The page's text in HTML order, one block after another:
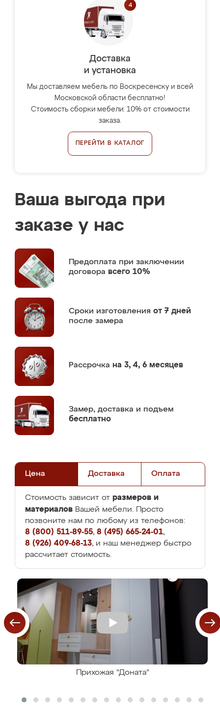
Доставка
и установка
Мы доставляем мебель по Воскресенску и всей
Московской области бесплатно!
Стоимость сборки мебели: 10% от стоимости
заказа.
ПЕРЕЙТИ В КАТАЛОГ
Ваша выгода при
заказе у нас
Предоплата при заключении
договора всего 10%
Сроки изготовления от 7 дней
после замера
Рассрочка на 3, 4, 6 месяцев
Замер, доставка и подъем
бесплатно
Цена Доставка Оплата
Стоимость зависит от размеров и
материалов Вашей мебели. Просто
позвоните нам по любому из телефонов:
8 (800) 511-89-55, 8 (495) 665-24-01,
8 (926) 409-68-13, и наш менеджер быстро
рассчитает стоимость.
Прихожая "Доната"